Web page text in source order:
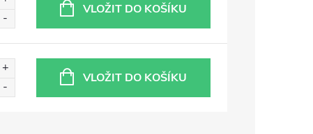
VLOŽIT DO KOŠÍKU
VLOŽIT DO KOŠÍKU